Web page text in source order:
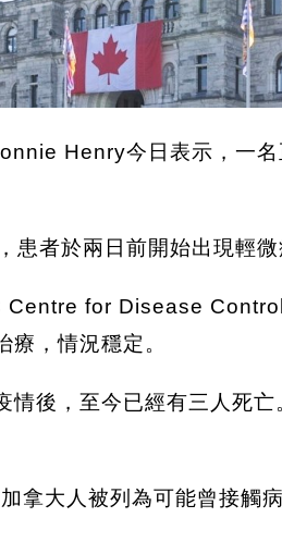
Henry今日表示，一
者於兩日前開始出現輕
Centre for Disease
療，情況穩定。
情後，至今已經有三人死
拿大人被列為可能曾接觸